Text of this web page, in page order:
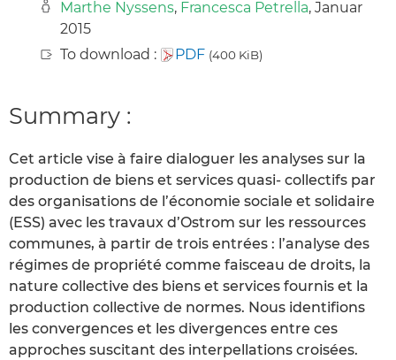
Marthe Nyssens, Francesca Petrella, Januar
2015
To download :
PDF (400 KiB)
Summary :
Cet article vise à faire dialoguer les analyses sur la
production de biens et services quasi- collectifs par
des organisations de l’économie sociale et solidaire
(ESS) avec les travaux d’Ostrom sur les ressources
communes, à partir de trois entrées : l’analyse des
régimes de propriété comme faisceau de droits, la
nature collective des biens et services fournis et la
production collective de normes. Nous identifions
les convergences et les divergences entre ces
approches suscitant des interpellations croisées.